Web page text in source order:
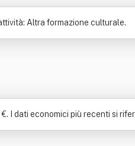
Altra formazione culturale.
I dati economici più recenti si